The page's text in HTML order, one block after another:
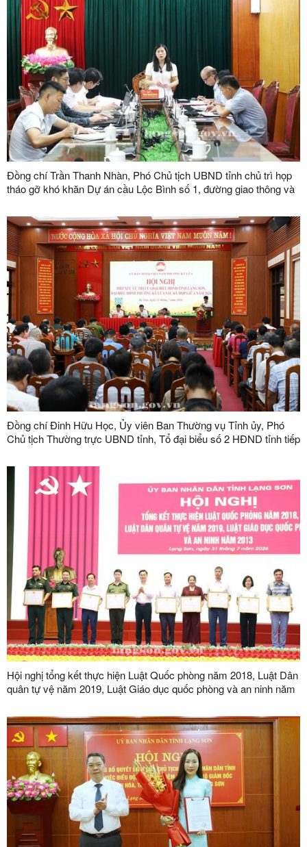
Đồng chí Trần Thanh Nhàn, Phó Chủ tịch UBND tỉnh chủ trì họp
tháo gỡ khó khăn Dự án cầu Lộc Bình số 1, đường giao thông và
Đồng chí Đinh Hữu Học, Ủy viên Ban Thường vụ Tỉnh ủy, Phó
Chủ tịch Thường trực UBND tỉnh, Tổ đại biểu số 2 HĐND tỉnh tiếp
Hội nghị tổng kết thực hiện Luật Quốc phòng năm 2018, Luật Dân
quân tự vệ năm 2019, Luật Giáo dục quốc phòng và an ninh năm